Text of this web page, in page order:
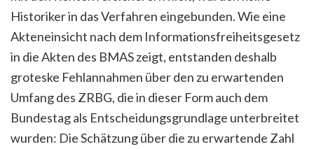
Historiker in das Verfahren eingebunden. Wie eine
Akteneinsicht nach dem Informationsfreiheitsgesetz
in die Akten des BMAS zeigt, entstanden deshalb
groteske Fehlannahmen über den zu erwartenden
Umfang des ZRBG, die in dieser Form auch dem
Bundestag als Entscheidungsgrundlage unterbreitet
wurden: Die Schätzung über die zu erwartende Zahl